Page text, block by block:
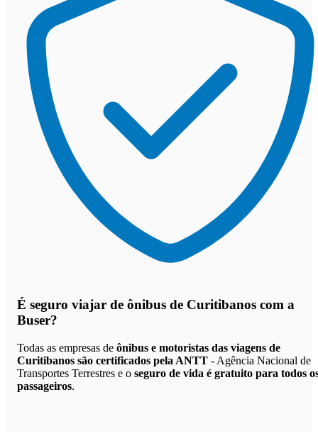
É seguro viajar de ônibus de Curitibanos com a
Buser?
Todas as empresas de ônibus e motoristas das viagens de
Curitibanos são certificados pela ANTT - Agência Nacional de
Transportes Terrestres e o seguro de vida é gratuito para todos
passageiros.